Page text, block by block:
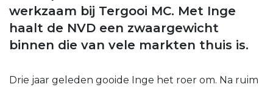
werkzaam bij Tergooi MC. Met Inge
haalt de NVD een zwaargewicht
binnen die van vele markten thuis is.
Drie jaar geleden gooide Inge het roer om. Na ruim